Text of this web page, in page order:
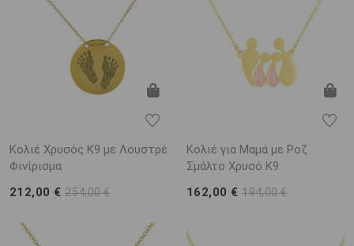
Κολιέ Χρυσός Κ9 με Λουστρέ
Φινίρισμα
212,00 €254,00 €
Κολιέ για Μαμά με Ροζ
Σμάλτο Χρυσό K9
162,00 €194,00 €